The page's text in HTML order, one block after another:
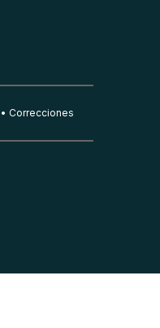
Correcciones